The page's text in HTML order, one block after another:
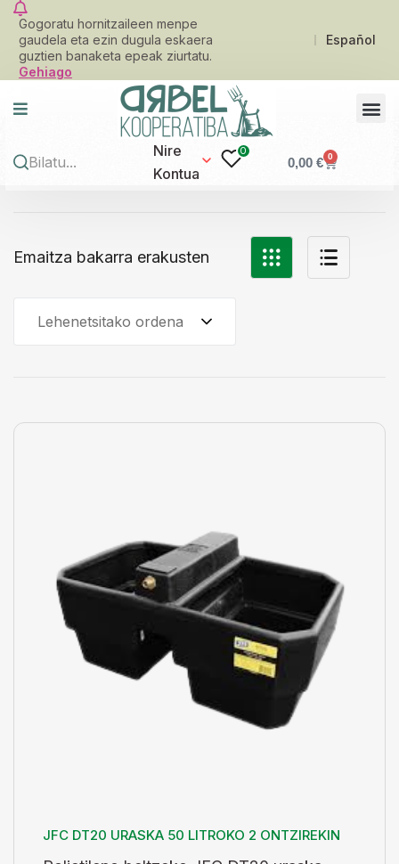
Gogoratu hornitzaileen menpe
gaudela eta ezin dugula eskaera
guztien banaketa epeak ziurtatu.
Gehiago
Español
Nire
Kontua
0
0,00€ 0
Emaitza bakarra erakusten
Lehenetsitako ordena
JFC DT20 URASKA 50 LITROKO 2 ONTZIREKIN